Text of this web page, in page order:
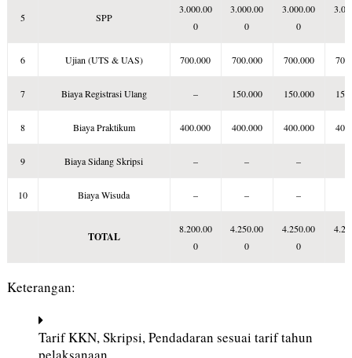
5 SPP
3.000.00
0
3.000.00
0
3.000.00
0
6 Ujian (UTS & UAS) 700.000 700.000 700.000
7 Biaya Registrasi Ulang – 150.000 150.000
8 Biaya Praktikum 400.000 400.000 400.000
9 Biaya Sidang Skripsi – – –
10 Biaya Wisuda – – –
TOTAL
8.200.00
0
4.250.00
0
4.250.00
0
Keterangan:
Tarif KKN, Skripsi, Pendadaran sesuai tarif tahun